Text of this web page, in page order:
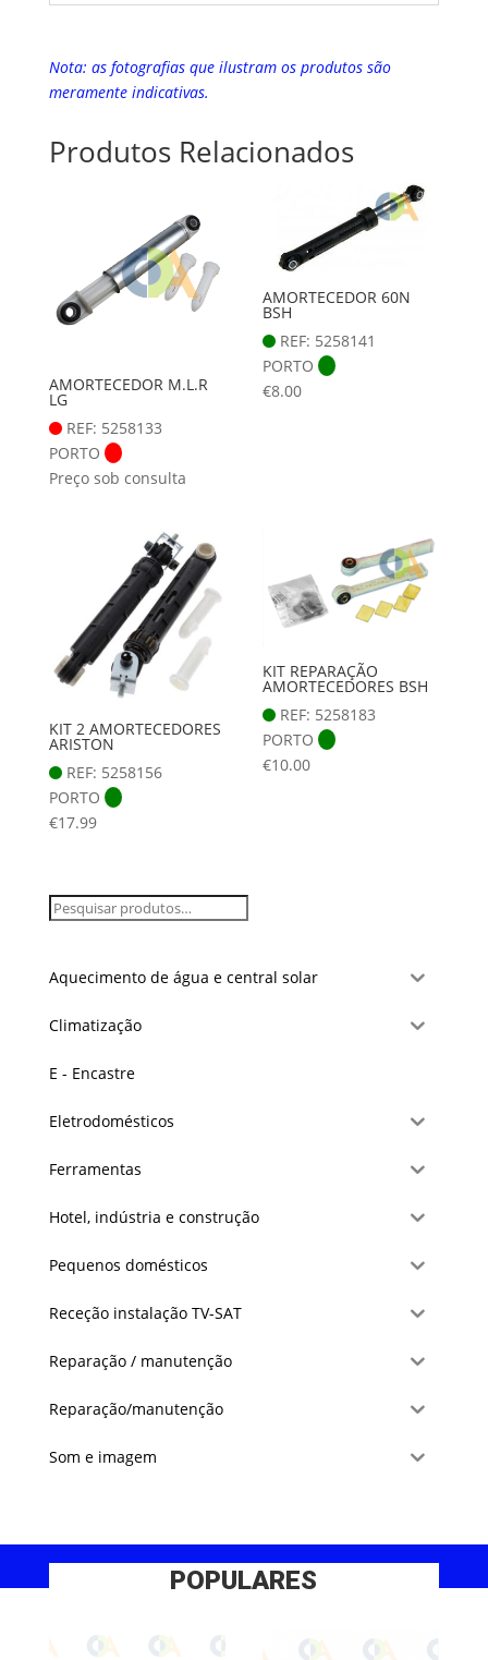
Nota: as fotografias que ilustram os produtos são
meramente indicativas.
Produtos Relacionados
AMORTECEDOR M.L.R
LG
REF: 5258133
PORTO
Preço sob consulta
AMORTECEDOR 60N
BSH
REF: 5258141
PORTO
€8.00
KIT 2 AMORTECEDORES
ARISTON
REF: 5258156
PORTO
€17.99
KIT REPARAÇÃO
AMORTECEDORES BSH
REF: 5258183
PORTO
€10.00
Aquecimento de água e central solar
Climatização
E - Encastre
Eletrodomésticos
Ferramentas
Hotel, indústria e construção
Pequenos domésticos
Receção instalação TV-SAT
Reparação / manutenção
Reparação/manutenção
Som e imagem
POPULARES